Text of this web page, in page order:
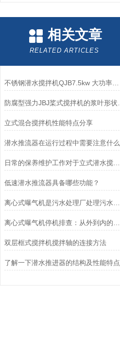
相关文章
RELATED ARTICLES
不锈钢潜水搅拌机QJB7.5kw 大功率用于化粪池、养殖场
立式混合搅拌机性能特点分享
潜水推流器在运行过程中需要注意什么
日常的保养维护工作对于立式潜水搅拌机来说是很重要
低速潜水推流器具备哪些功能？
双层框式搅拌机搅拌轴的连接方法
了解一下潜水推进器的结构及性能特点